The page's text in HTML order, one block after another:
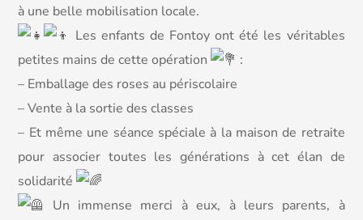
à une belle mobilisation locale.
Les enfants de Fontoy ont été les véritables
petites mains de cette opération
:
– Emballage des roses au périscolaire
– Vente à la sortie des classes
– Et même une séance spéciale à la maison de retraite
pour associer toutes les générations à cet élan de
solidarité
Un immense merci à eux, à leurs parents, à